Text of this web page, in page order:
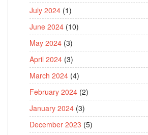
July 2024 (1)
June 2024 (10)
May 2024 (3)
April 2024 (3)
March 2024 (4)
February 2024 (2)
January 2024 (3)
December 2023 (5)